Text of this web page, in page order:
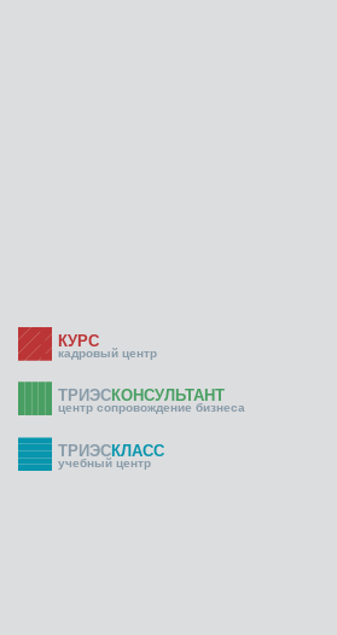
КУРС
кадровый центр
ТРИЭСКОНСУЛЬТАНТ
центр сопровождение бизнеса
ТРИЭСКЛАСС
учебный центр